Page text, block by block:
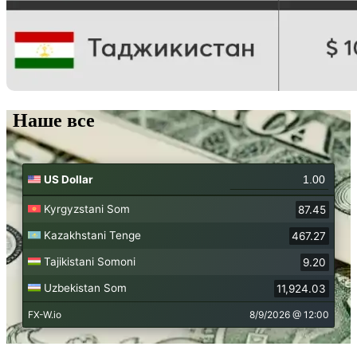
Наше все